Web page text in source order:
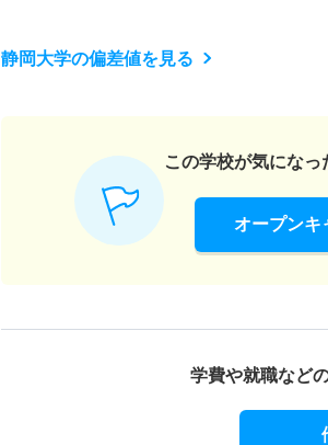
静岡大学の偏差値を見る
この学校が気になっ
オープンキ
学費や就職など